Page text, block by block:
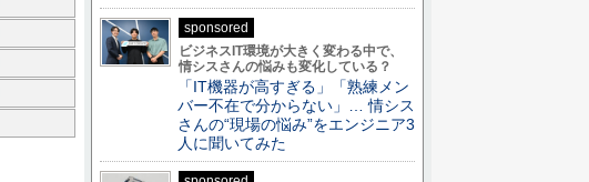
sponsored
ビジネスIT環境が大きく変わる中で、
情シスさんの悩みも変化している？
「IT機器が高すぎる」「熟練メン
バー不在で分からない」… 情シス
さんの“現場の悩み”をエンジニア3
人に聞いてみた